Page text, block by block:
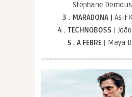
Stéphane
3 . MARADONA | Asif
4 . TECHNOBOSS |
5 . A FEBRE | Maya